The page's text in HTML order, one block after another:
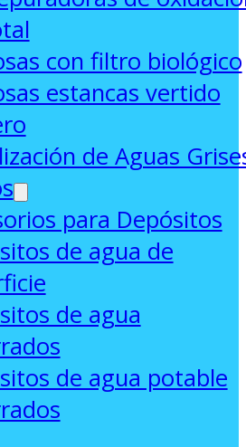
con filtro biológico
estancas vertido
de Aguas
para Depósitos
de agua de
de agua
de agua potable